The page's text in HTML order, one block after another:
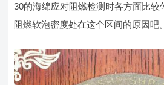
30的海绵应对阻燃检测时各方面比较
阻燃软泡密度处在这个区间的原因吧。